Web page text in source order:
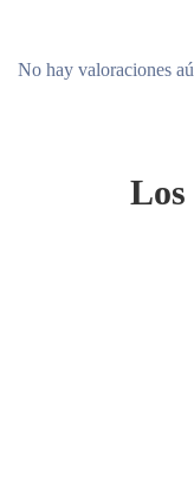
No hay valoraciones
Los